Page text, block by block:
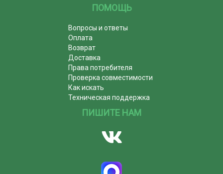
ПОМОЩЬ
Вопросы и ответы
Оплата
Возврат
Доставка
Права потребителя
Проверка совместимости
Как искать
Техническая поддержка
ПИШИТЕ НАМ